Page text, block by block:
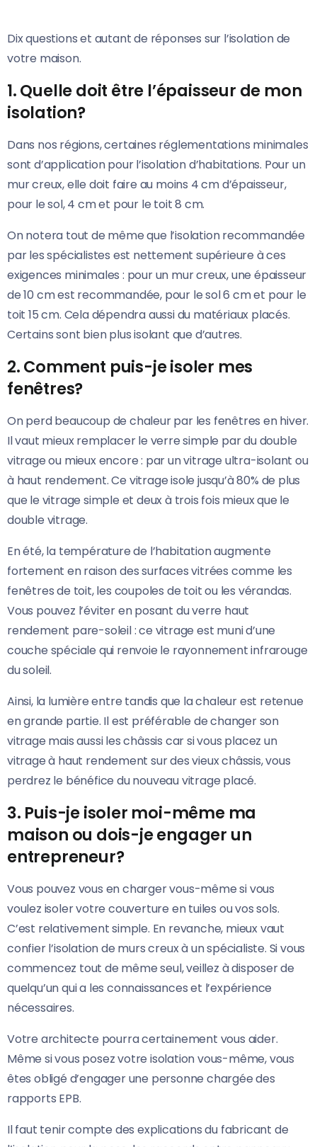
Dix questions et autant de réponses sur l’isolation de
votre maison.
1. Quelle doit être l’épaisseur de mon
isolation?
Dans nos régions, certaines réglementations minimales
sont d’application pour l’isolation d’habitations. Pour un
mur creux, elle doit faire au moins 4 cm d’épaisseur,
pour le sol, 4 cm et pour le toit 8 cm.
On notera tout de même que l’isolation recommandée
par les spécialistes est nettement supérieure à ces
exigences minimales : pour un mur creux, une épaisseur
de 10 cm est recommandée, pour le sol 6 cm et pour le
toit 15 cm. Cela dépendra aussi du matériaux placés.
Certains sont bien plus isolant que d’autres.
2. Comment puis-je isoler mes
fenêtres?
On perd beaucoup de chaleur par les fenêtres en hiver.
Il vaut mieux remplacer le verre simple par du double
vitrage ou mieux encore : par un vitrage ultra-isolant ou
à haut rendement. Ce vitrage isole jusqu’à 80% de plus
que le vitrage simple et deux à trois fois mieux que le
double vitrage.
En été, la température de l’habitation augmente
fortement en raison des surfaces vitrées comme les
fenêtres de toit, les coupoles de toit ou les vérandas.
Vous pouvez l’éviter en posant du verre haut
rendement pare-soleil : ce vitrage est muni d’une
couche spéciale qui renvoie le rayonnement infrarouge
du soleil.
Ainsi, la lumière entre tandis que la chaleur est retenue
en grande partie. Il est préférable de changer son
vitrage mais aussi les châssis car si vous placez un
vitrage à haut rendement sur des vieux châssis, vous
perdrez le bénéfice du nouveau vitrage placé.
3. Puis-je isoler moi-même ma
maison ou dois-je engager un
entrepreneur?
Vous pouvez vous en charger vous-même si vous
voulez isoler votre couverture en tuiles ou vos sols.
C’est relativement simple. En revanche, mieux vaut
confier l’isolation de murs creux à un spécialiste. Si vous
commencez tout de même seul, veillez à disposer de
quelqu’un qui a les connaissances et l’expérience
nécessaires.
Votre architecte pourra certainement vous aider.
Même si vous posez votre isolation vous-même, vous
êtes obligé d’engager une personne chargée des
rapports EPB.
Il faut tenir compte des explications du fabricant de